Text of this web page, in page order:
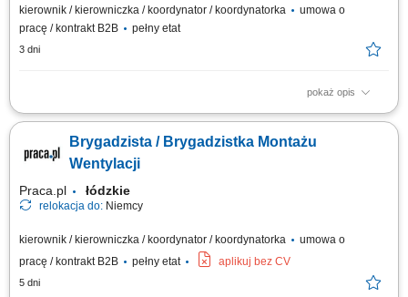
kierownik / kierowniczka / koordynator / koordynatorka
umowa o
pracę / kontrakt B2B
pełny etat
3 dni
pokaż opis
Miejsce pracy: Niemcy Twoje zadania: Organizacja i koordynacja pracy
Nadzór nad jakością i terminowością prac. Wsparcie zespołu podczas
montażu. Przygotowywanie obmiarów (Aufmaß). Przygotowywanie robót
Brygadzista / Brygadzistka Montażu
Wentylacji
Praca.pl łódzkie
relokacja do: Niemcy
kierownik / kierowniczka / koordynator / koordynatorka
umowa o
pracę / kontrakt B2B
pełny etat aplikuj bez CV
5 dni